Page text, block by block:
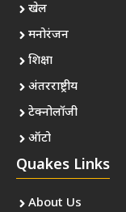
खेल
मनोरंजन
शिक्षा
अंतरराष्ट्रीय
टेक्नोलॉजी
ऑटो
Quakes Links
About Us